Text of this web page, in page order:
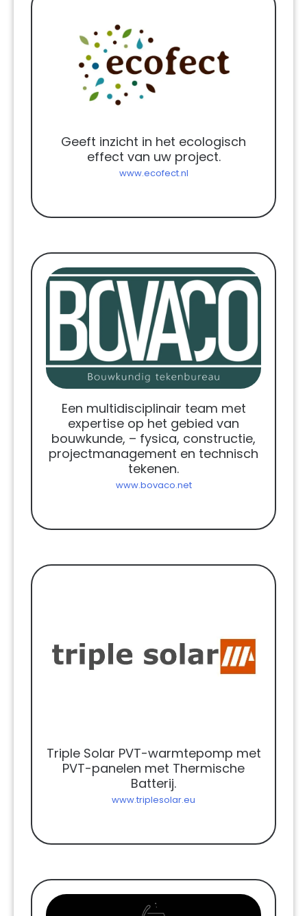
Geeft inzicht in het ecologisch
effect van uw project.
www.ecofect.nl
Een multidisciplinair team met
expertise op het gebied van
bouwkunde, – fysica, constructie,
projectmanagement en technisch
tekenen.
www.bovaco.net
Triple Solar PVT-warmtepomp met
PVT-panelen met Thermische
Batterij.
www.triplesolar.eu